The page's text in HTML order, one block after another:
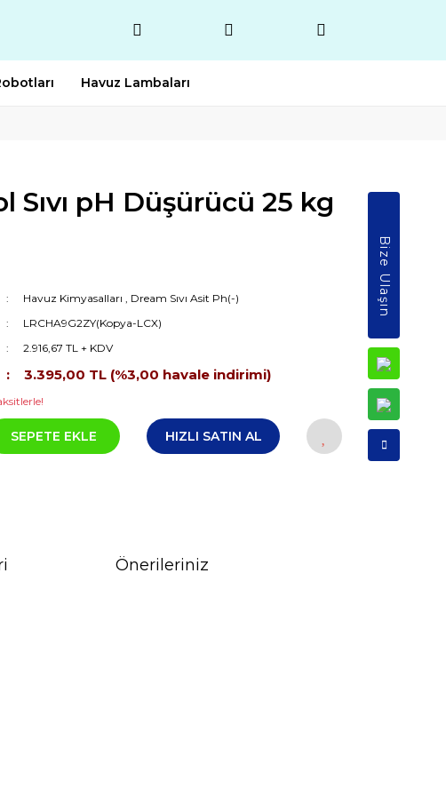
Havuz Lambaları
Sıvı pH Düşürücü 25 kg
Havuz Kimyasalları , Dream Sıvı Asit Ph(-)
LRCHA9G2ZY(Kopya-LCX)
2.916,67 TL + KDV
3.395,00 TL (%3,00 havale indirimi)
SEPETE EKLE HIZLI SATIN AL
Önerileriniz
Bize Ulaşın